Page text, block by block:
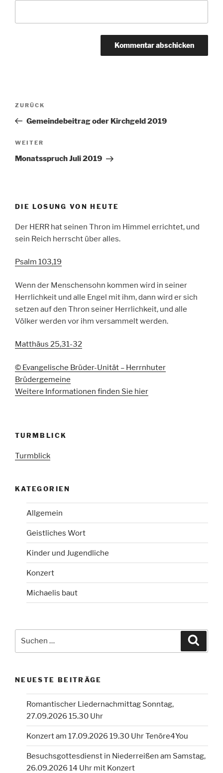
Beitragsnavigation
Vorheriger
Beitrag
ZURÜCK
Gemeindebeitrag oder Kirchgeld 2019
Nächster
Beitrag
WEITER
Monatsspruch Juli 2019
DIE LOSUNG VON HEUTE
Der HERR hat seinen Thron im Himmel errichtet, und
sein Reich herrscht über alles.
Psalm 103,19
Wenn der Menschensohn kommen wird in seiner
Herrlichkeit und alle Engel mit ihm, dann wird er sich
setzen auf den Thron seiner Herrlichkeit, und alle
Völker werden vor ihm versammelt werden.
Matthäus 25,31-32
© Evangelische Brüder-Unität – Herrnhuter
Brüdergemeine
Weitere Informationen finden Sie hier
TURMBLICK
Turmblick
KATEGORIEN
Allgemein
Geistliches Wort
Kinder und Jugendliche
Konzert
Michaelis baut
NEUESTE BEITRÄGE
Romantischer Liedernachmittag Sonntag,
27.09.2026 15.30 Uhr
Konzert am 17.09.2026 19.30 Uhr Tenöre4You
Besuchsgottesdienst in Niederreißen am Samstag,
26.09.2026 14 Uhr mit Konzert